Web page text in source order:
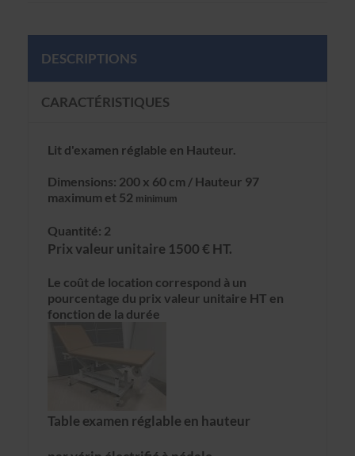
DESCRIPTIONS
CARACTÉRISTIQUES
Lit d'examen réglable en Hauteur.
Dimensions: 200 x 60 cm / Hauteur 97
maximum et 52 minimum
Quantité: 2
Prix valeur unitaire 1500 € HT.
Le coût de location correspond à un
pourcentage du prix valeur unitaire HT en
fonction de la durée
Table examen réglable en hauteur